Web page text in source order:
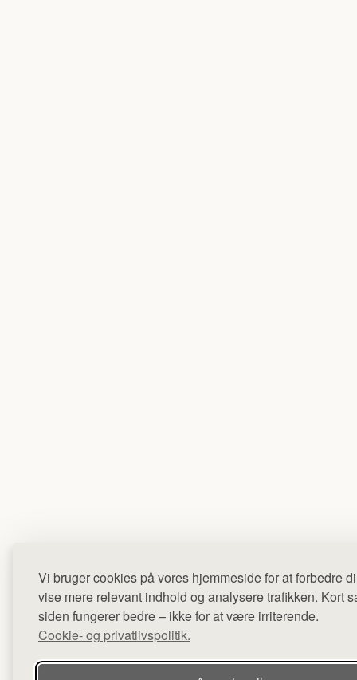
Vi bruger cookies på vores hjemmeside for at forbedre
vise mere relevant indhold og analysere trafikken. Kort
siden fungerer bedre – ikke for at være irriterende.
Cookie- og privatlivspolitik.